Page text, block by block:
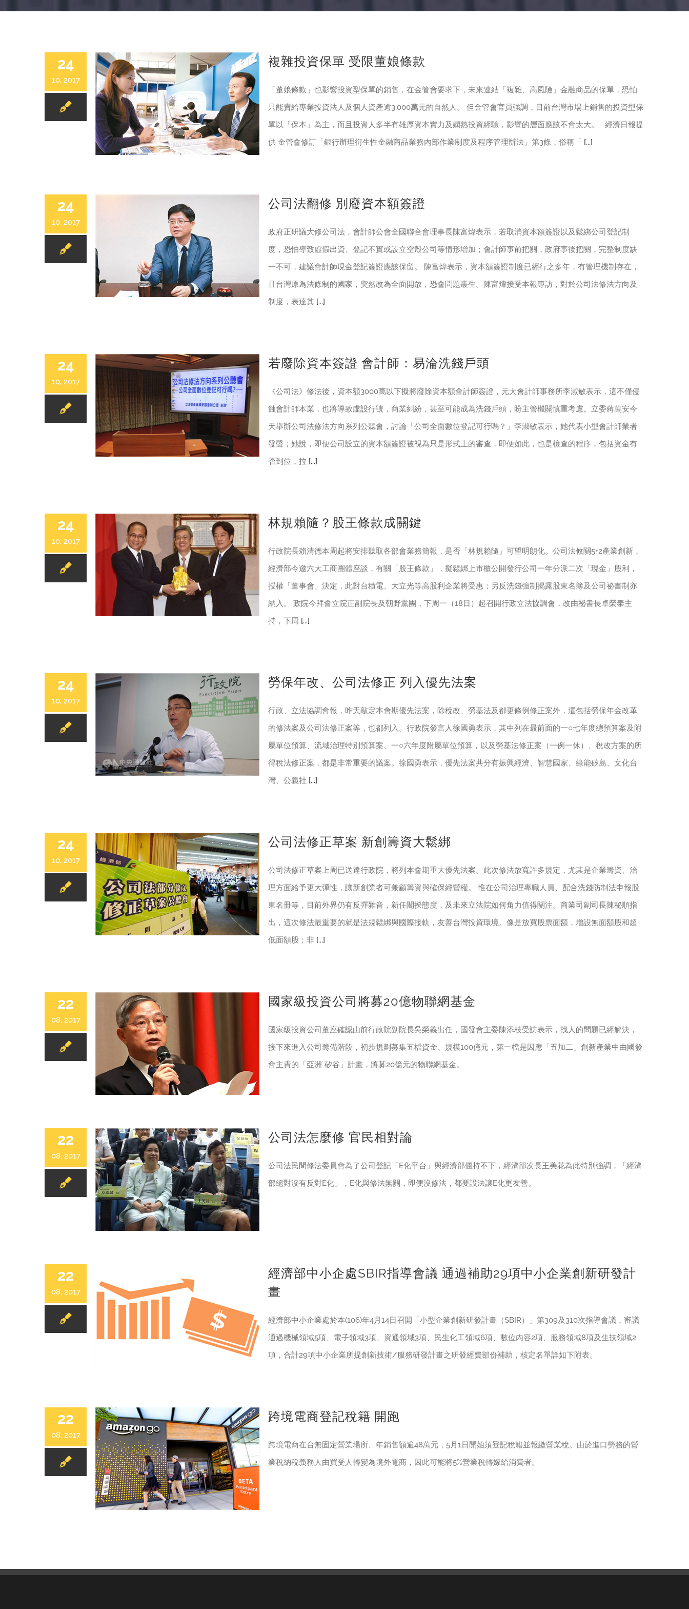
24
10, 2017
複雜投資保單 受限董娘條款
「董娘條款」也影響投資型保單的銷售，在金管會要求下，未來連結「複雜、高風險」金融商品的保單，恐怕
只能賣給專業投資法人及個人資產逾3,000萬元的自然人。 但金管會官員強調，目前台灣市場上銷售的投資型保
單以「保本」為主，而且投資人多半有雄厚資本實力及嫻熟投資經驗，影響的層面應該不會太大。 經濟日報提
供 金管會修訂「銀行辦理衍生性金融商品業務內部作業制度及程序管理辦法」第3條，俗稱「 [...]
24
10, 2017
公司法翻修 別廢資本額簽證
政府正研議大修公司法，會計師公會全國聯合會理事長陳富煒表示，若取消資本額簽證以及鬆綁公司登記制
度，恐怕導致虛假出資、登記不實或設立空殼公司等情形增加；會計師事前把關，政府事後把關，完整制度缺
一不可，建議會計師現金登記簽證應該保留。 陳富煒表示，資本額簽證制度已經行之多年，有管理機制存在，
且台灣原為法條制的國家，突然改為全面開放，恐會問題叢生。陳富煒接受本報專訪，對於公司法修法方向及
制度，表達其 [...]
24
10, 2017
若廢除資本簽證 會計師：易淪洗錢戶頭
《公司法》修法後，資本額3000萬以下擬將廢除資本額會計師簽證，元大會計師事務所李淑敏表示，這不僅侵
蝕會計師本業，也將導致虛設行號，商業糾紛，甚至可能成為洗錢戶頭，盼主管機關慎重考慮。立委蔣萬安今
天舉辦公司法修法方向系列公聽會，討論「公司全面數位登記可行嗎？」李淑敏表示，她代表小型會計師業者
發聲；她說，即便公司設立的資本額簽證被視為只是形式上的審查，即便如此，也是檢查的程序，包括資金有
否到位，拉 [...]
24
10, 2017
林規賴隨？股王條款成關鍵
行政院長賴清德本周起將安排聽取各部會業務簡報，是否「林規賴隨」可望明朗化。公司法攸關5+2產業創新，
經濟部今邀六大工商團體座談，有關「股王條款」，擬鬆綁上市櫃公開發行公司一年分派二次「現金」股利，
授權「董事會」決定，此對台積電、大立光等高股利企業將受惠；另反洗錢強制揭露股東名簿及公司祕書制亦
納入。 政院今拜會立院正副院長及朝野黨團，下周一（18日）起召開行政立法協調會，改由祕書長卓榮泰主
持，下周 [...]
24
10, 2017
勞保年改、公司法修正 列入優先法案
行政、立法協調會報，昨天敲定本會期優先法案，除稅改、勞基法及都更條例修正案外，還包括勞保年金改革
的修法案及公司法修正案等，也都列入。行政院發言人徐國勇表示，其中列在最前面的一○七年度總預算案及附
屬單位預算、流域治理特別預算案、一○六年度附屬單位預算，以及勞基法修正案（一例一休）、稅改方案的所
得稅法修正案，都是非常重要的議案。徐國勇表示，優先法案共分有振興經濟、智慧國家、綠能矽島、文化台
灣、公義社 [...]
24
10, 2017
公司法修正草案 新創籌資大鬆綁
公司法修正草案上周已送達行政院，將列本會期重大優先法案。此次修法放寬許多規定，尤其是企業籌資、治
理方面給予更大彈性，讓新創業者可兼顧籌資與確保經營權。 惟在公司治理專職人員、配合洗錢防制法申報股
東名冊等，目前外界仍有反彈雜音，新任閣揆態度，及未來立法院如何角力值得關注。商業司副司長陳秘順指
出，這次修法最重要的就是法規鬆綁與國際接軌，友善台灣投資環境。像是放寬股票面額，增設無面額股和超
低面額股；非 [...]
22
08, 2017
國家級投資公司將募20億物聯網基金
國家級投資公司董座確認由前行政院副院長吳榮義出任，國發會主委陳添枝受訪表示，找人的問題已經解決，
接下來進入公司籌備階段，初步規劃募集五檔資金、規模100億元，第一檔是因應「五加二」創新產業中由國發
會主責的「亞洲˙矽谷」計畫，將募20億元的物聯網基金。
22
08, 2017
公司法怎麼修 官民相對論
公司法民間修法委員會為了公司登記「E化平台」與經濟部僵持不下，經濟部次長王美花為此特別強調，「經濟
部絕對沒有反對E化」，E化與修法無關，即便沒修法，都要設法讓E化更友善。
22
08, 2017
經濟部中小企處SBIR指導會議 通過補助29項中小企業創新研發計
畫
經濟部中小企業處於本(106)年4月14日召開「小型企業創新研發計畫（SBIR）」第309及310次指導會議，審議
通過機械領域5項、電子領域3項、資通領域3項、民生化工領域6項、數位內容2項、服務領域8項及生技領域2
項，合計29項中小企業所提創新技術/服務研發計畫之研發經費部份補助，核定名單詳如下附表。
22
08, 2017
跨境電商登記稅籍 開跑
跨境電商在台無固定營業場所、年銷售額逾48萬元，5月1日開始須登記稅籍並報繳營業稅。由於進口勞務的營
業稅納稅義務人由買受人轉變為境外電商，因此可能將5%營業稅轉嫁給消費者。